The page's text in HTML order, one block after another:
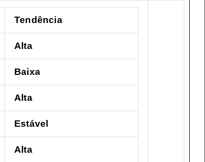
Tendência
Alta
Baixa
Alta
Estável
Alta